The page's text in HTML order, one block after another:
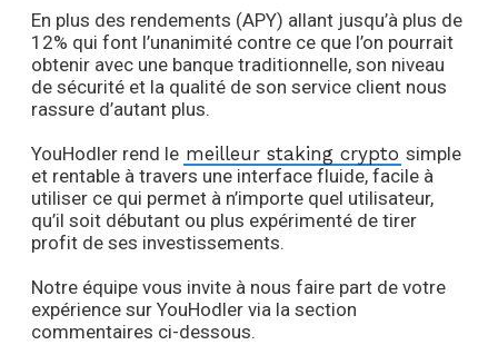
En plus des rendements (APY) allant jusqu’à plus de
12% qui font l’unanimité contre ce que l’on pourrait
obtenir avec une banque traditionnelle, son niveau
de sécurité et la qualité de son service client nous
rassure d’autant plus.
YouHodler rend le meilleur staking crypto simple
et rentable à travers une interface fluide, facile à
utiliser ce qui permet à n’importe quel utilisateur,
qu’il soit débutant ou plus expérimenté de tirer
profit de ses investissements.
Notre équipe vous invite à nous faire part de votre
expérience sur YouHodler via la section
commentaires ci-dessous.